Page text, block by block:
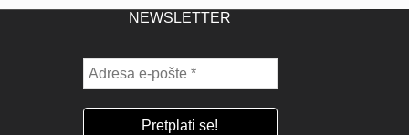
NEWSLETTER